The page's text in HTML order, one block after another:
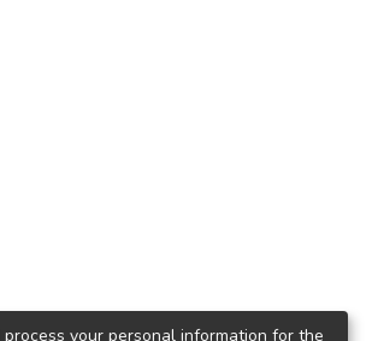
your personal information for the